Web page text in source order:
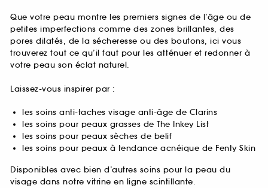
Que votre peau montre les premiers signes de l’âge ou de
petites imperfections comme des zones brillantes, des
pores dilatés, de la sécheresse ou des boutons, ici vous
trouverez tout ce qu’il faut pour les atténuer et redonner à
votre peau son éclat naturel.
Laissez-vous inspirer par :
les soins anti-taches visage anti-âge de Clarins
les soins pour peaux grasses de The Inkey List
les soins pour peaux sèches de belif
les soins pour peaux à tendance acnéique de Fenty Skin
Disponibles avec bien d’autres soins pour la peau du
visage dans notre vitrine en ligne scintillante.